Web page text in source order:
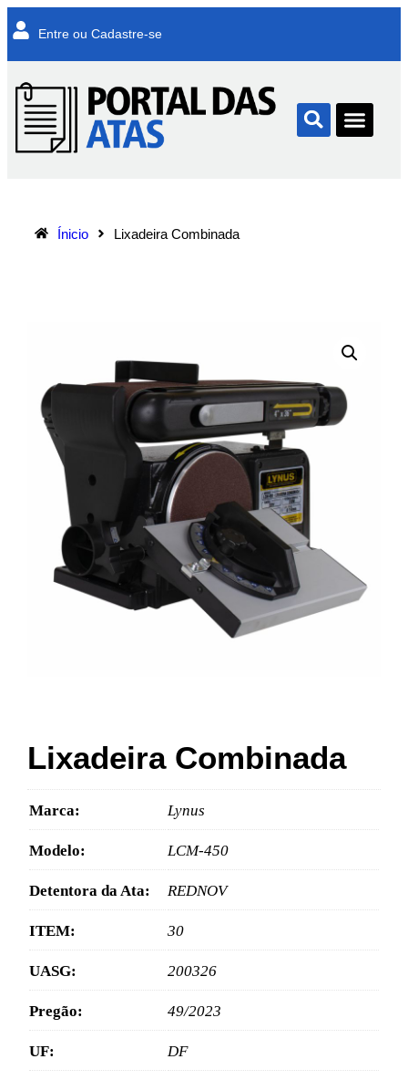
Entre ou Cadastre-se
Ínicio Lixadeira Combinada
Lixadeira Combinada
Marca: Lynus
Modelo: LCM-450
Detentora da Ata: REDNOV
ITEM: 30
UASG: 200326
Pregão: 49/2023
UF: DF